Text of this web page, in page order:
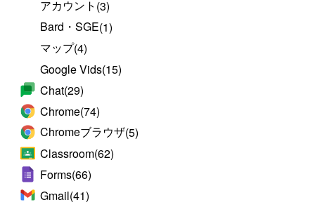
アカウント (3)
Bard・SGE(1)
マップ(4)
Google Vids(15)
Chat(29)
Chrome(74)
Chromeブラウザ(5)
Classroom(62)
Forms(66)
Gmail(41)